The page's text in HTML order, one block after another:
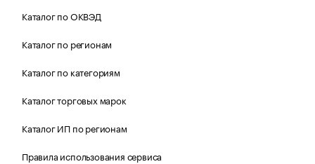
Каталог по ОКВЭД
Каталог по регионам
Каталог по категориям
Каталог торговых марок
Каталог ИП по регионам
Правила использования сервиса